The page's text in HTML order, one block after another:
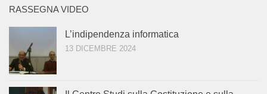
RASSEGNA VIDEO
L’indipendenza informatica
13 DICEMBRE 2024